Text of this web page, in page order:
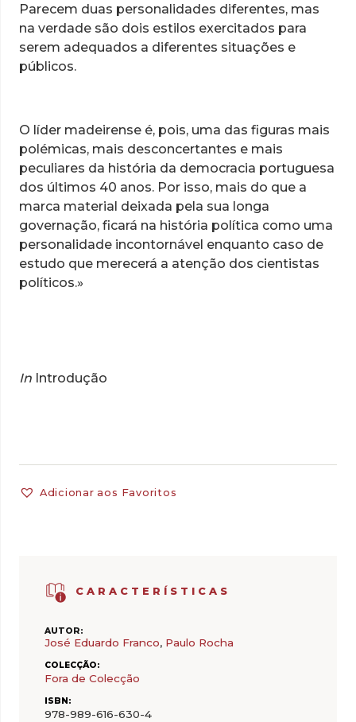
CARACTERÍSTICAS
AUTOR:
José Eduardo Franco, Paulo Rocha
COLECÇÃO:
Fora de Colecção
ISBN:
978-989-616-630-4
Parecem duas personalidades diferentes, mas
na verdade são dois estilos exercitados para
serem adequados a diferentes situações e
públicos.
O líder madeirense é, pois, uma das figuras mais
polémicas, mais desconcertantes e mais
peculiares da história da democracia portuguesa
dos últimos 40 anos. Por isso, mais do que a
marca material deixada pela sua longa
governação, ficará na história política como uma
personalidade incontornável enquanto caso de
estudo que merecerá a atenção dos cientistas
políticos.»
In Introdução
Adicionar aos Favoritos